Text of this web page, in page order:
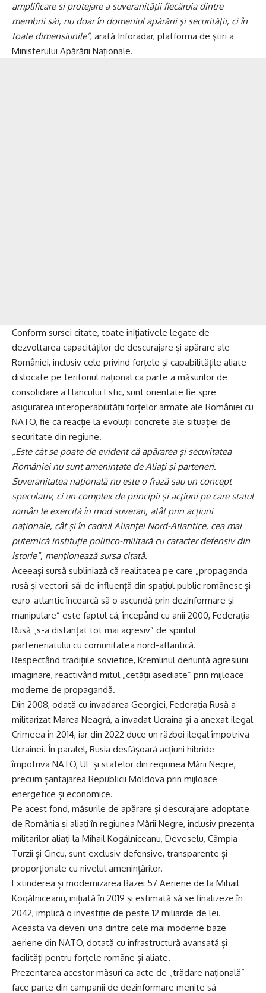
amplificare si protejare a suveranităţii fiecăruia dintre
membrii săi, nu doar în domeniul apărării şi securităţii, ci în
toate dimensiunile”, arată Inforadar, platforma de ştiri a
Ministerului Apărării Naţionale.
Conform sursei citate, toate inițiativele legate de
dezvoltarea capacităților de descurajare și apărare ale
României, inclusiv cele privind forțele și capabilitățile aliate
dislocate pe teritoriul național ca parte a măsurilor de
consolidare a Flancului Estic, sunt orientate fie spre
asigurarea interoperabilității forțelor armate ale României cu
NATO, fie ca reacție la evoluții concrete ale situației de
securitate din regiune.
„Este cât se poate de evident că apărarea şi securitatea
României nu sunt ameninţate de Aliaţi şi parteneri.
Suveranitatea naţională nu este o frază sau un concept
speculativ, ci un complex de principii şi acţiuni pe care statul
român le exercită în mod suveran, atât prin acţiuni
naţionale, cât şi în cadrul Alianţei Nord-Atlantice, cea mai
puternică instituţie politico-militară cu caracter defensiv din
istorie”, menţionează sursa citată.
Aceeași sursă subliniază că realitatea pe care „propaganda
rusă și vectorii săi de influență din spațiul public românesc și
euro-atlantic încearcă să o ascundă prin dezinformare și
manipulare” este faptul că, începând cu anii 2000, Federația
Rusă „s-a distanțat tot mai agresiv” de spiritul
parteneriatului cu comunitatea nord-atlantică.
Respectând tradițiile sovietice, Kremlinul denunță agresiuni
imaginare, reactivând mitul „cetății asediate” prin mijloace
moderne de propagandă.
Din 2008, odată cu invadarea Georgiei, Federația Rusă a
militarizat Marea Neagră, a invadat Ucraina și a anexat ilegal
Crimeea în 2014, iar din 2022 duce un război ilegal împotriva
Ucrainei. În paralel, Rusia desfășoară acțiuni hibride
împotriva NATO, UE și statelor din regiunea Mării Negre,
precum șantajarea Republicii Moldova prin mijloace
energetice și economice.
Pe acest fond, măsurile de apărare și descurajare adoptate
de România și aliați în regiunea Mării Negre, inclusiv prezența
militarilor aliați la Mihail Kogălniceanu, Deveselu, Câmpia
Turzii și Cincu, sunt exclusiv defensive, transparente și
proporționale cu nivelul amenințărilor.
Extinderea și modernizarea Bazei 57 Aeriene de la Mihail
Kogălniceanu, inițiată în 2019 și estimată să se finalizeze în
2042, implică o investiție de peste 12 miliarde de lei.
Aceasta va deveni una dintre cele mai moderne baze
aeriene din NATO, dotată cu infrastructură avansată și
facilități pentru forțele române și aliate.
Prezentarea acestor măsuri ca acte de „trădare națională”
face parte din campanii de dezinformare menite să